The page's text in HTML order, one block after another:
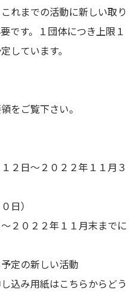
れまでの活動に新しい取り
です。１団体につき上限１
しています。
をご覧下さい。
２日〜２０２２年１１月３
）
２０２２年１１月末までに
の新しい活動
込み用紙はこちらからどう